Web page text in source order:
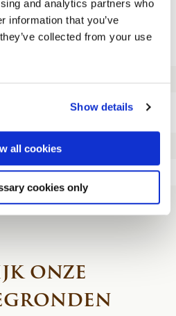
and analytics partners who
information that you’ve
collected from your use
Show details
all cookies
cookies only
onze